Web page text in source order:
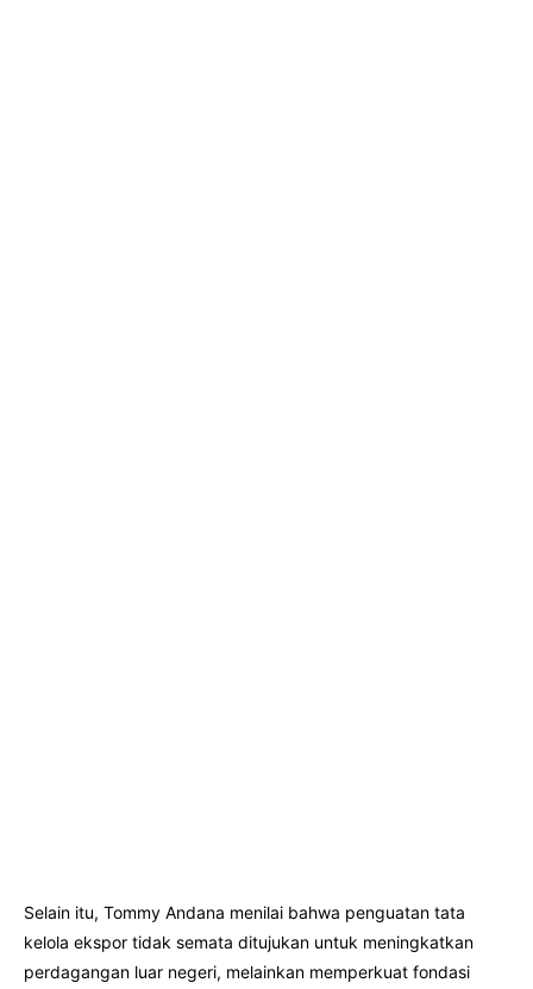
Selain itu, Tommy Andana menilai bahwa penguatan tata
kelola ekspor tidak semata ditujukan untuk meningkatkan
perdagangan luar negeri, melainkan memperkuat fondasi